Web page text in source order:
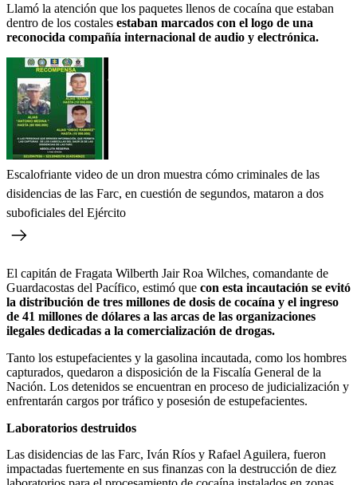
Llamó la atención que los paquetes llenos de cocaína que estaban
dentro de los costales estaban marcados con el logo de una
reconocida compañía internacional de audio y electrónica.
Escalofriante video de un dron muestra cómo criminales de las
disidencias de las Farc, en cuestión de segundos, mataron a dos
suboficiales del Ejército
El capitán de Fragata Wilberth Jair Roa Wilches, comandante de
Guardacostas del Pacífico, estimó que con esta incautación se evitó
la distribución de tres millones de dosis de cocaína y el ingreso
de 41 millones de dólares a las arcas de las organizaciones
ilegales dedicadas a la comercialización de drogas.
Tanto los estupefacientes y la gasolina incautada, como los hombres
capturados, quedaron a disposición de la Fiscalía General de la
Nación. Los detenidos se encuentran en proceso de judicialización y
enfrentarán cargos por tráfico y posesión de estupefacientes.
Laboratorios destruidos
Las disidencias de las Farc, Iván Ríos y Rafael Aguilera, fueron
impactadas fuertemente en sus finanzas con la destrucción de diez